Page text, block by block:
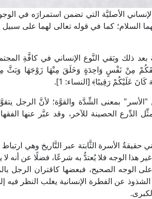
الإنساني الأصليَّة التي تضمن استمرارَه في
السلام؛ كما في قوله تعالى لهما على
بعد ذلك وبَقي النَّوع الإنساني في كافَّةِ
مِنْ نَفْسٍ وَاحِدَةٍ وَخَلَقَ مِنْهَا زَوْجَهَا وَبَثَّ
عَلَيْكُمْ رَقِيبًا﴾ [النساء: 1].
بمعنى الشِّدَّة والقوَّة؛ لأنَّ الرجل
الدِّرع الحصينة للآخر، وقد عبَّر عنها
حقيقةُ الأسرة الثَّابتة عبر التَّاريخ وهي
هذا الوجه فلا يُعتدُّ به شرعًا، فضلًا عن أنه
على الوجه الصحيح، فبعضها كاقتران الرجل
عن الفطرة الإنسانية يغلب النظر فيه